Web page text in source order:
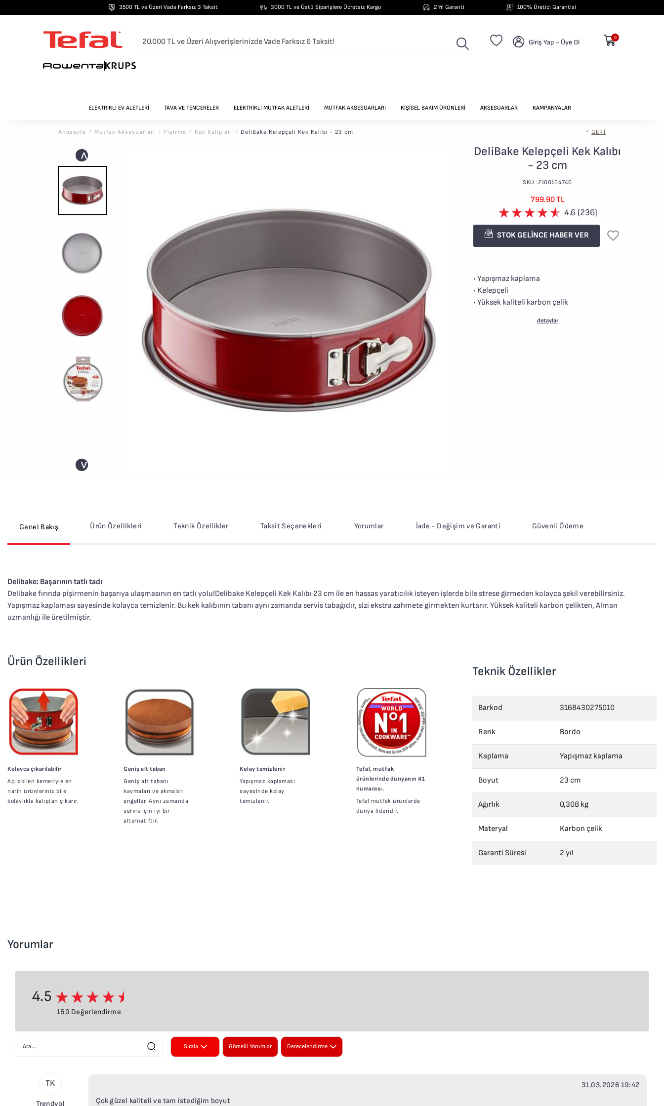
3500 TL ve Üzeri Vade Farksız 3 Taksit 3000 TL ve Üstü Siparişlere Ücretsiz Kargo 2 Yıl Garanti 100% Üretici Garantisi
20.000 TL ve Üzeri Alışverişlerinizde Vade Farksız 6 Taksit! Giriş Yap - Üye Ol
0
ELEKTRİKLİ EV ALETLERİ TAVA VE TENCERELER ELEKTRİKLİ MUTFAK ALETLERİ MUTFAK AKSESUARLARI KİŞİSEL BAKIM ÜRÜNLERİ AKSESUARLAR KAMPANYALAR
Anasayfa / Mutfak Aksesuarlari / Pi̇şi̇rme / Kek Kalıpları / DeliBake Kelepçeli Kek Kalıbı - 23 cm < GERI
>
<
DeliBake Kelepçeli Kek Kalıbı
- 23 cm
SKU :2100104746
799.90 TL
4.6 (236)
STOK GELİNCE HABER VER
• Yapışmaz kaplama
• Kelepçeli
• Yüksek kaliteli karbon çelik
detaylar
Genel Bakış Ürün Özellikleri Teknik Özellikler Taksit Seçenekleri Yorumlar İade - Değişim ve Garanti Güvenli Ödeme
Delibake: Başarının tatlı tadı
Delibake fırında pişirmenin başarıya ulaşmasının en tatlı yolu!Delibake Kelepçeli Kek Kalıbı 23 cm ile en hassas yaratıcılık isteyen işlerde bile strese girmeden kolayca şekil verebilirsiniz.
Yapışmaz kaplaması sayesinde kolayca temizlenir. Bu kek kalıbının tabanı aynı zamanda servis tabağıdır, sizi ekstra zahmete girmekten kurtarır. Yüksek kaliteli karbon çelikten, Alman
uzmanlığı ile üretilmiştir.
Ürün Özellikleri
Kolayca çıkarılabilir
Açılabilen kemeriyle en
narin ürünleriniz bile
kolaylıkla kalıptan çıkarır.
Geniş alt taban
Geniş alt tabanı
kaymaları ve akmaları
engeller. Aynı zamanda
servis için iyi bir
alternatiftir.
Kolay temizlenir
Yapışmaz kaplaması
sayesinde kolay
temizlenir.
Tefal, mutfak
ürünlerinde dünyanın #1
numarası.
Tefal mutfak ürünlerde
dünya lideridir.
Teknik Özellikler
Barkod 3168430275010
Renk Bordo
Kaplama Yapışmaz kaplama
Boyut 23 cm
Ağırlık 0,308 kg
Materyal Karbon çelik
Garanti Süresi 2 yıl
Yorumlar
4.5
160 Değerlendirme
Sırala
Eskiden Yeniye
Görselli Yorumlar Derecelendirme
TK
Trendyol
31.03.2026 19:42
Çok güzel kaliteli ve tam istediğim boyut